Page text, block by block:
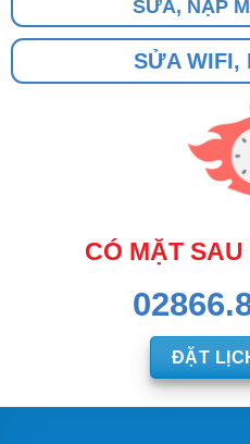
SỬA, NẠP
SỬA WIFI,
CÓ MẶT
ĐẶT